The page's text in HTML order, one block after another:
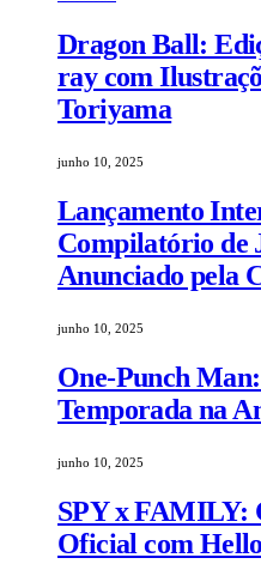
Dragon Ball:
ray com
Toriyama
junho 10, 2025
Lançamento
Compilatório de
Anunciado pela
junho 10, 2025
One-Punch Man:
Temporada na
junho 10, 2025
SPY x FAMILY:
Oficial com